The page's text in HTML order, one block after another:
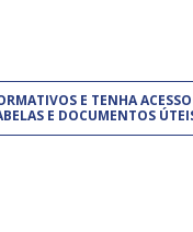
E TENHA ACESSO
E DOCUMENTOS